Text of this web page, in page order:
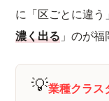
に「区ごとに違
濃く出る 」のが福
💡業種クラス